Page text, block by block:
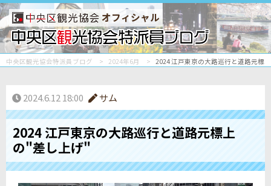
オフィシャル
中央区観光協会特派員ブログ 2024年6月 2024 江戸東京の大路巡行と道路元標
2024.6.12 18:00 サム
2024 江戸東京の大路巡行と道路元標上
の"差し上げ"